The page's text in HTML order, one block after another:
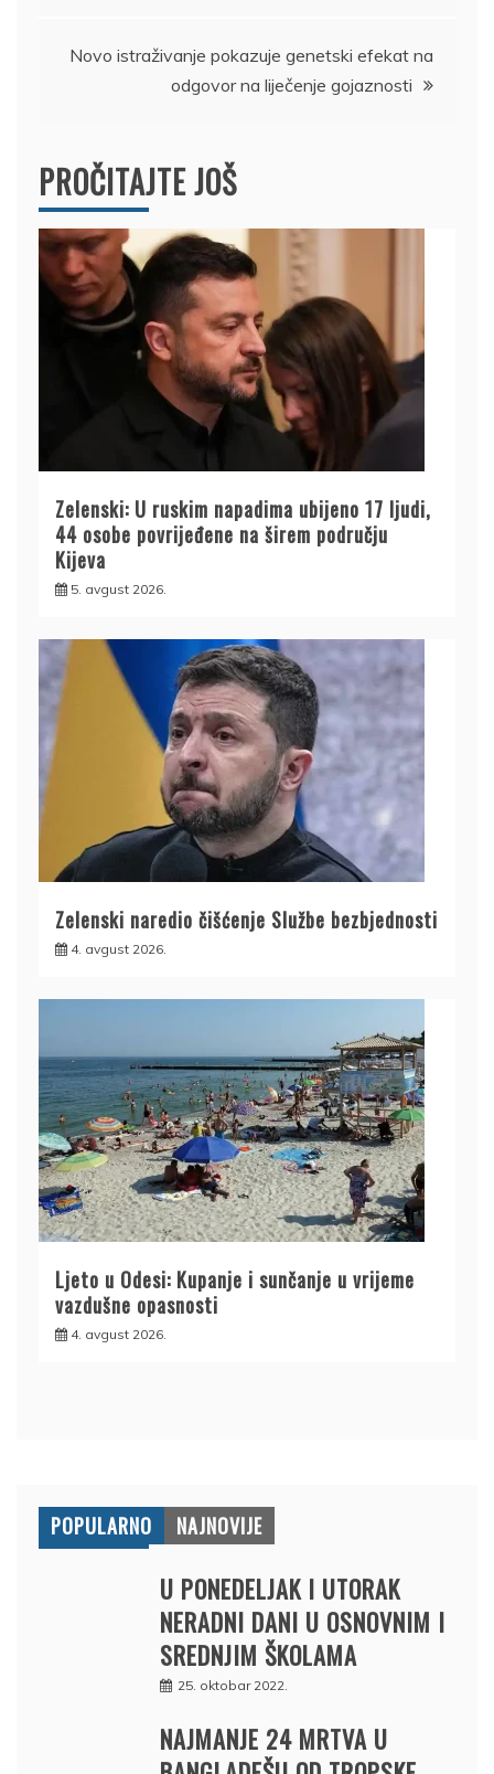
Novo istraživanje pokazuje genetski efekat na
odgovor na liječenje gojaznosti
PROČITAJTE JOŠ
Zelenski: U ruskim napadima ubijeno 17 ljudi,
44 osobe povrijeđene na širem području
Kijeva
5. avgust 2026.
Zelenski naredio čišćenje Službe bezbjednosti
4. avgust 2026.
Ljeto u Odesi: Kupanje i sunčanje u vrijeme
vazdušne opasnosti
4. avgust 2026.
POPULARNO NAJNOVIJE
U PONEDELJAK I UTORAK
NERADNI DANI U OSNOVNIM I
SREDNJIM ŠKOLAMA
25. oktobar 2022.
NAJMANJE 24 MRTVA U